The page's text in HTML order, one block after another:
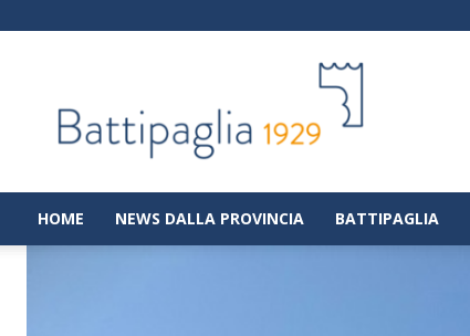
|
Notizie
dalla
città
di
HOME NEWS DALLA PROVINCIA BATTIPAGLIA